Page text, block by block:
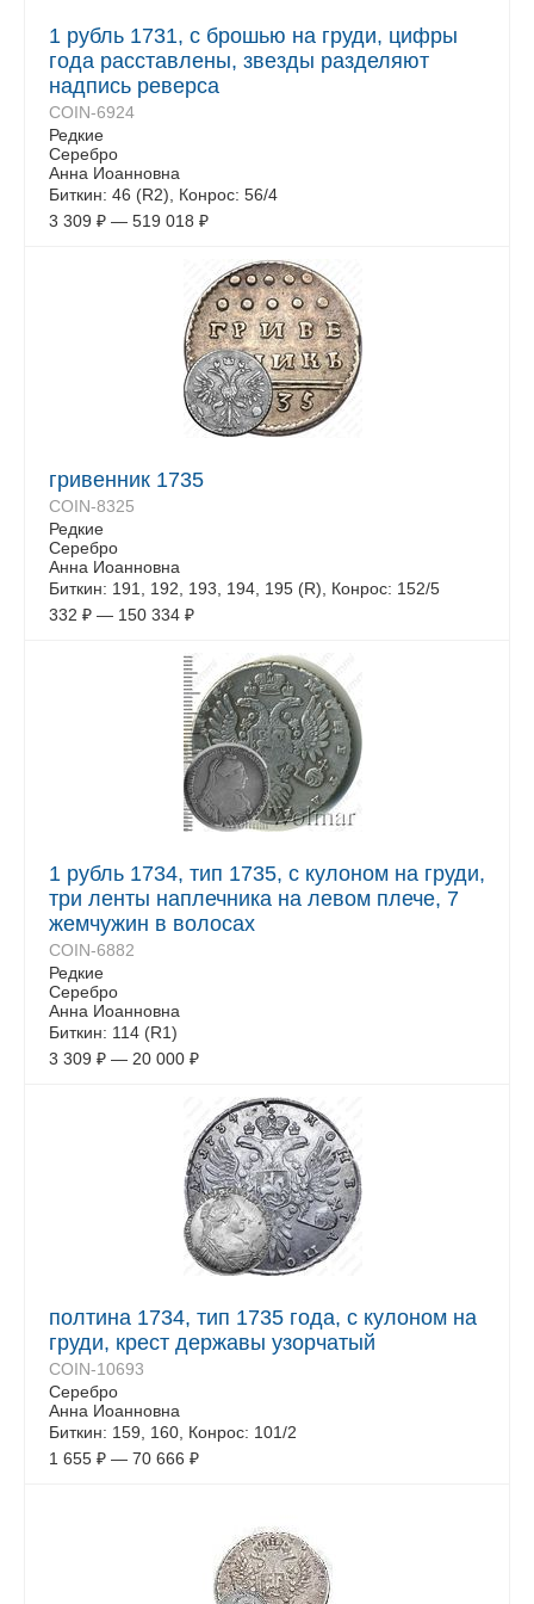
1 рубль 1731, с брошью на груди, цифры
года расставлены, звезды разделяют
надпись реверса
COIN-6924
Редкие
Серебро
Анна Иоанновна
Биткин: 46 (R2), Конрос: 56/4
3 309 ₽ — 519 018 ₽
гривенник 1735
COIN-8325
Редкие
Серебро
Анна Иоанновна
Биткин: 191, 192, 193, 194, 195 (R), Конрос: 152/5
332 ₽ — 150 334 ₽
1 рубль 1734, тип 1735, с кулоном на груди,
три ленты наплечника на левом плече, 7
жемчужин в волосах
COIN-6882
Редкие
Серебро
Анна Иоанновна
Биткин: 114 (R1)
3 309 ₽ — 20 000 ₽
полтина 1734, тип 1735 года, с кулоном на
груди, крест державы узорчатый
COIN-10693
Серебро
Анна Иоанновна
Биткин: 159, 160, Конрос: 101/2
1 655 ₽ — 70 666 ₽